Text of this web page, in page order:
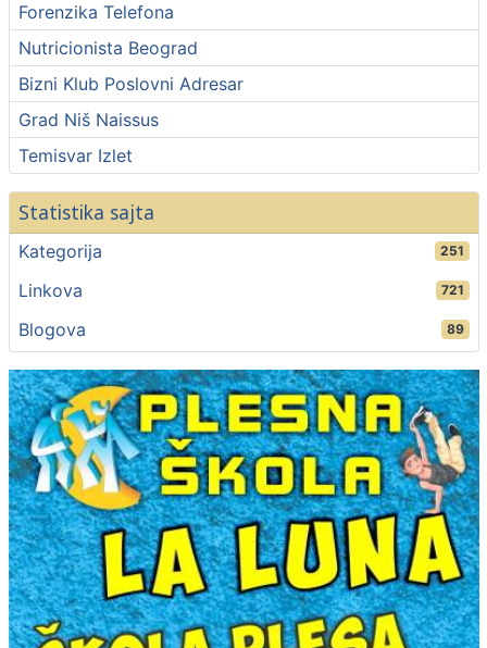
Forenzika Telefona
Nutricionista Beograd
Bizni Klub Poslovni Adresar
Grad Niš Naissus
Temisvar Izlet
Statistika sajta
Kategorija 251
Linkova 721
Blogova 89